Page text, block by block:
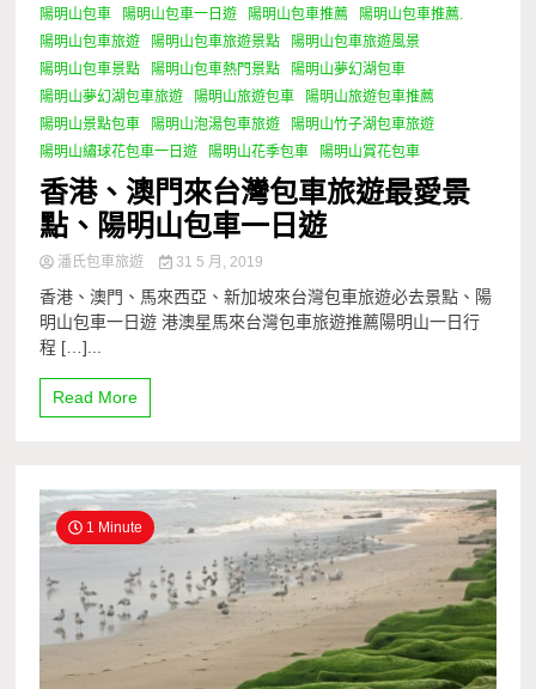
陽明山包車
陽明山包車一日遊 陽明山包車推薦
陽明山包車推薦.
陽明山包車旅遊
陽明山包車旅遊景點
陽明山包車旅遊風景
陽明山包車景點
陽明山包車熱門景點
陽明山夢幻湖包車
陽明山夢幻湖包車旅遊
陽明山旅遊包車
陽明山旅遊包車推薦
陽明山景點包車
陽明山泡湯包車旅遊
陽明山竹子湖包車旅遊
陽明山繡球花包車一日遊
陽明山花季包車 陽明山賞花包車
香港、澳門來台灣包車旅遊最愛景
點、陽明山包車一日遊
潘氏包車旅遊 31 5 月, 2019
香港、澳門、馬來西亞、新加坡來台灣包車旅遊必去景點、陽
明山包車一日遊 港澳星馬來台灣包車旅遊推薦陽明山一日行
程 […]...
Read More
1 Minute